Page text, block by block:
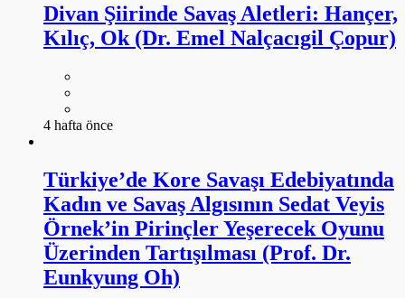
Divan Şiirinde Savaş Aletleri: Hançer,
Kılıç, Ok (Dr. Emel Nalçacıgil Çopur)
4 hafta önce
Türkiye’de Kore Savaşı Edebiyatında
Kadın ve Savaş Algısının Sedat Veyis
Örnek’in Pirinçler Yeşerecek Oyunu
Üzerinden Tartışılması (Prof. Dr.
Eunkyung Oh)